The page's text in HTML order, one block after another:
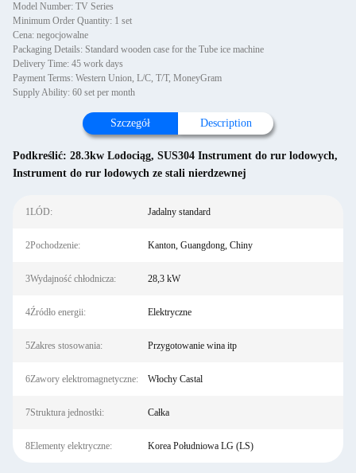
Model Number: TV Series
Minimum Order Quantity: 1 set
Cena: negocjowalne
Packaging Details: Standard wooden case for the Tube ice machine
Delivery Time: 45 work days
Payment Terms: Western Union, L/C, T/T, MoneyGram
Supply Ability: 60 set per month
Szczegół Description
Podkreślić: 28.3kw Lodociąg, SUS304 Instrument do rur lodowych,
Instrument do rur lodowych ze stali nierdzewnej
1LÓD: Jadalny standard
2Pochodzenie: Kanton, Guangdong, Chiny
3Wydajność chłodnicza: 28,3 kW
4Źródło energii: Elektryczne
5Zakres stosowania: Przygotowanie wina itp
6Zawory elektromagnetyczne: Włochy Castal
7Struktura jednostki: Całka
8Elementy elektryczne: Korea Południowa LG (LS)